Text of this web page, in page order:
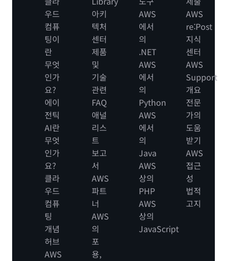
우드
컴퓨
팅이
란
무엇
인가
요?
에이
전틱
AI란
무엇
인가
요?
클라
우드
컴퓨
팅
개념
허브
AWS
아키
텍처
센터
제품
및
기술
관련
FAQ
애널
리스
트
보고
서
AWS
파트
너
AWS
의
포
용,
AWS
에서
의
.NET
AWS
에서
의
Python
AWS
에서
의
Java
AWS
상의
PHP
AWS
상의
JavaScript
AWS
re:Post
지식
센터
AWS
Support
개요
전문
가의
도움
받기
AWS
접근
성
법적
고지